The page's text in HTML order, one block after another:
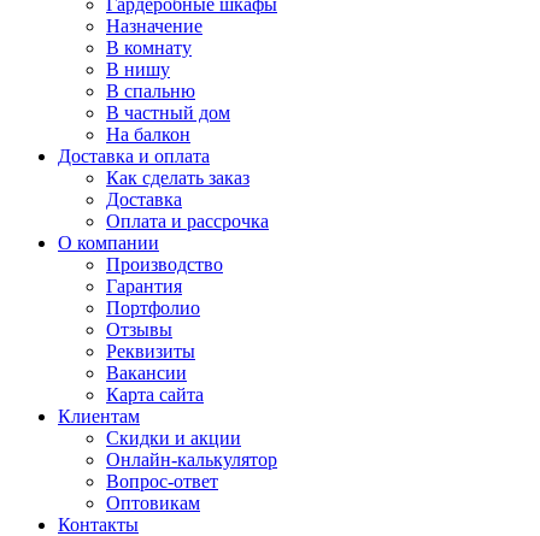
Гардеробные шкафы
Назначение
В комнату
В нишу
В спальню
В частный дом
На балкон
Доставка и оплата
Как сделать заказ
Доставка
Оплата и рассрочка
О компании
Производство
Гарантия
Портфолио
Отзывы
Реквизиты
Вакансии
Карта сайта
Клиентам
Скидки и акции
Онлайн-калькулятор
Вопрос-ответ
Оптовикам
Контакты